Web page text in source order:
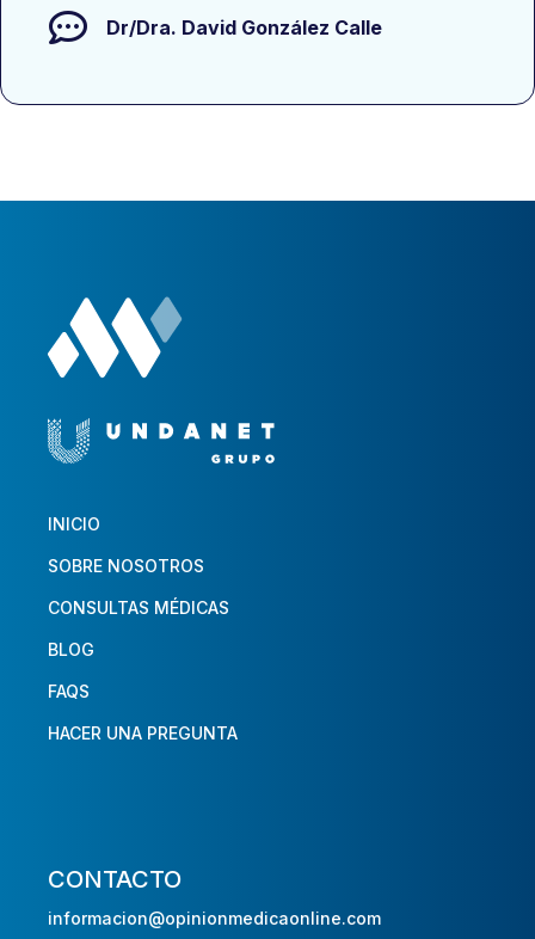
Dr/Dra. David González Calle
INICIO
SOBRE NOSOTROS
CONSULTAS MÉDICAS
BLOG
FAQS
HACER UNA PREGUNTA
CONTACTO
informacion@opinionmedicaonline.com